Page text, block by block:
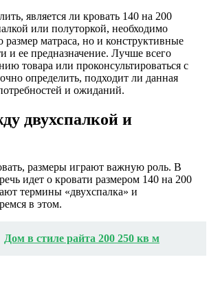
является ли кровать 140 на 200
или полуторкой, необходимо
размер матраса, но и конструктивные
и ее предназначение. Лучше всего
товара или проконсультироваться с
определить, подходит ли данная
и ожиданий.
двухспалкой и
размеры играют важную роль. В
идет о кровати размером 140 на 200
термины «двухспалка» и
в этом.
Дом в стиле райта 200 250 кв м